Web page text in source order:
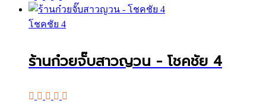
โชคชัย 4
ร้านก๋วยจั๊บสาวญวน - โชคชัย 4